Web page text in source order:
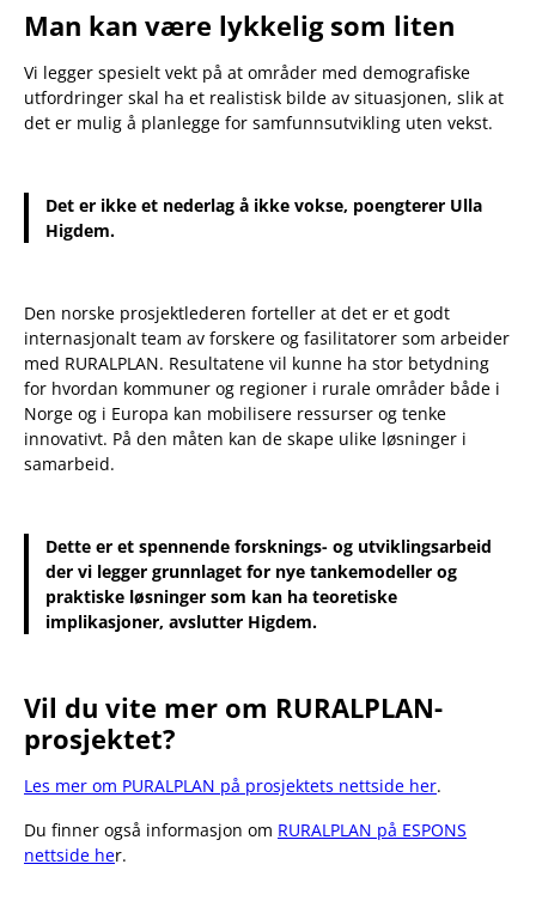
Man kan være lykkelig som liten
Vi legger spesielt vekt på at områder med demografiske
utfordringer skal ha et realistisk bilde av situasjonen, slik at
det er mulig å planlegge for samfunnsutvikling uten vekst.
Det er ikke et nederlag å ikke vokse, poengterer Ulla
Higdem.
Den norske prosjektlederen forteller at det er et godt
internasjonalt team av forskere og fasilitatorer som arbeider
med RURALPLAN. Resultatene vil kunne ha stor betydning
for hvordan kommuner og regioner i rurale områder både i
Norge og i Europa kan mobilisere ressurser og tenke
innovativt. På den måten kan de skape ulike løsninger i
samarbeid.
Dette er et spennende forsknings- og utviklingsarbeid
der vi legger grunnlaget for nye tankemodeller og
praktiske løsninger som kan ha teoretiske
implikasjoner, avslutter Higdem.
Vil du vite mer om RURALPLAN-
prosjektet?
Les mer om PURALPLAN på prosjektets nettside her.
Du finner også informasjon om RURALPLAN på ESPONS
nettside her.